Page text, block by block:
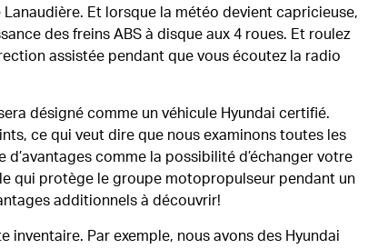
Et lorsque la météo devient capricieuse,
des freins ABS à disque aux 4 roues. Et roulez
assistée pendant que vous écoutez la radio
désigné comme un véhicule Hyundai certifié.
ce qui veut dire que nous examinons toutes les
d’avantages comme la possibilité d’échanger votre
qui protège le groupe motopropulseur pendant un
additionnels à découvrir!
inventaire. Par exemple, nous avons des Hyundai